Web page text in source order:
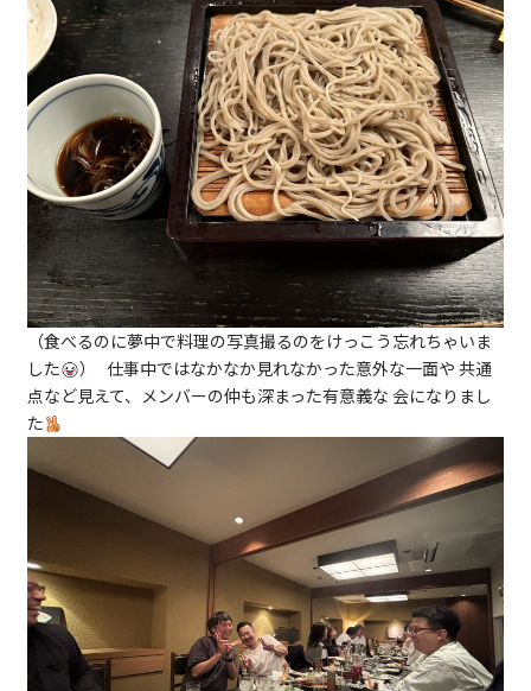
（食べるのに夢中で料理の写真撮るのをけっこう忘れちゃいま
した
） 仕事中ではなかなか見れなかった意外な一面や 共通
点など見えて、メンバーの仲も深まった有意義な 会になりまし
た